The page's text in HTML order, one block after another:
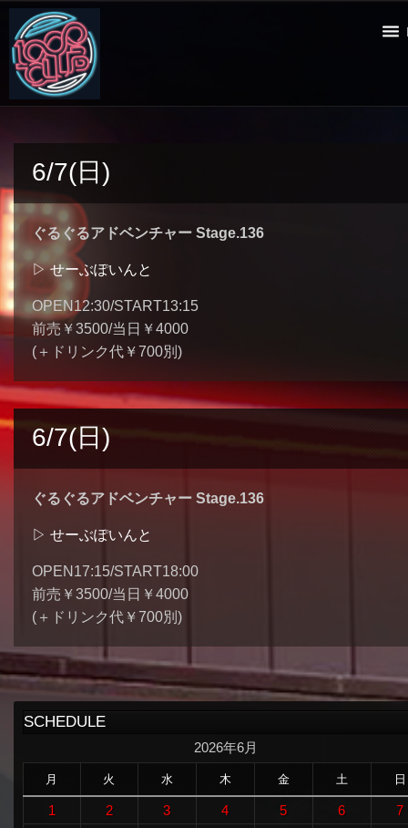
6/7(日)
ぐるぐるアドベンチャー Stage.136
▷ せーぶぽいんと
OPEN12:30/START13:15
前売￥3500/当日￥4000
(＋ドリンク代￥700別)
6/7(日)
ぐるぐるアドベンチャー Stage.136
▷ せーぶぽいんと
OPEN17:15/START18:00
前売￥3500/当日￥4000
(＋ドリンク代￥700別)
SCHEDULE
2026年6月
月 火 水 木 金 土 日
1 2 3 4 5 6
7